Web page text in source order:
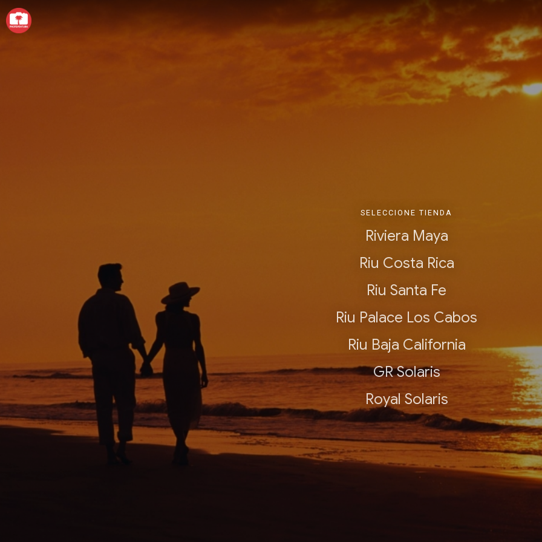
SELECCIONE TIENDA
Riviera Maya
Riu Costa Rica
Riu Santa Fe
Riu Palace Los Cabos
Riu Baja California
GR Solaris
Royal Solaris